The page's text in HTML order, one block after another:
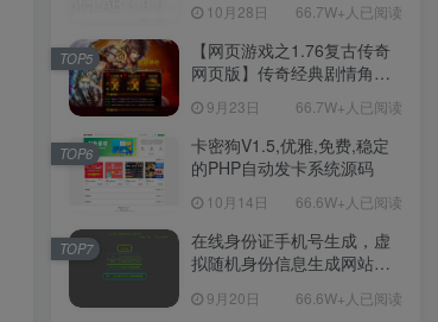
直冲网页后台-安卓苹果IOS
双端版本！
10月28日 66.7W+人已阅读
【网页游戏之1.76复古传奇
网页版】传奇经典剧情角色
扮演网页游戏-一键单机-打包
Win服务端源码视频架设教
程！
9月23日 66.7W+人已阅读
TOP5
卡密狗V1.5,优雅,免费,稳定
的PHP自动发卡系统源码
10月14日 66.6W+人已阅读
TOP6
在线身份证手机号生成，虚
拟随机身份信息生成网站源
9月20日 66.6W+人已阅读
TOP7